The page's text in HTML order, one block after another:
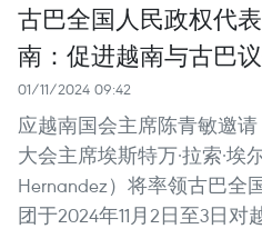
古巴全国人民政权代
南：促进越南与古巴
01/11/2024 09:42
应越南国会主席陈青敏邀
大会主席埃斯特万·拉索·埃
Hernandez）将率领古巴全
团于2024年11月2日至3日对